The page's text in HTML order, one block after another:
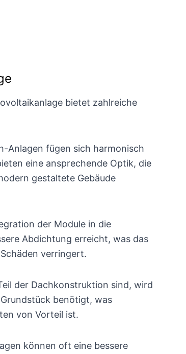
bietet zahlreiche
Anlagen fügen sich harmonisch
eine ansprechende Optik, die
gestaltete Gebäude
der Module in die
Abdichtung erreicht, was das
verringert.
der Dachkonstruktion sind, wird
benötigt, was
von Vorteil ist.
können oft eine bessere